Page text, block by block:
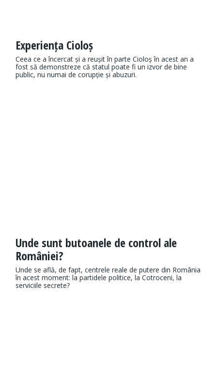
Experiența Cioloș
Ceea ce a încercat și a reușit în parte Cioloș în acest an a
fost să demonstreze că statul poate fi un izvor de bine
public, nu numai de corupție și abuzuri.
Unde sunt butoanele de control ale
României?
Unde se află, de fapt, centrele reale de putere din România
în acest moment: la partidele politice, la Cotroceni, la
serviciile secrete?